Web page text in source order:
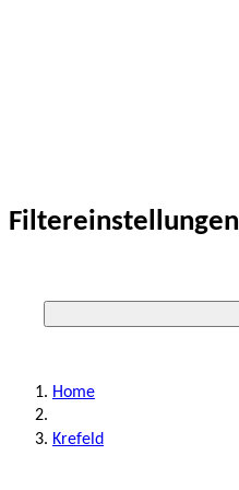
Filtereinstellungen
Home
Krefeld